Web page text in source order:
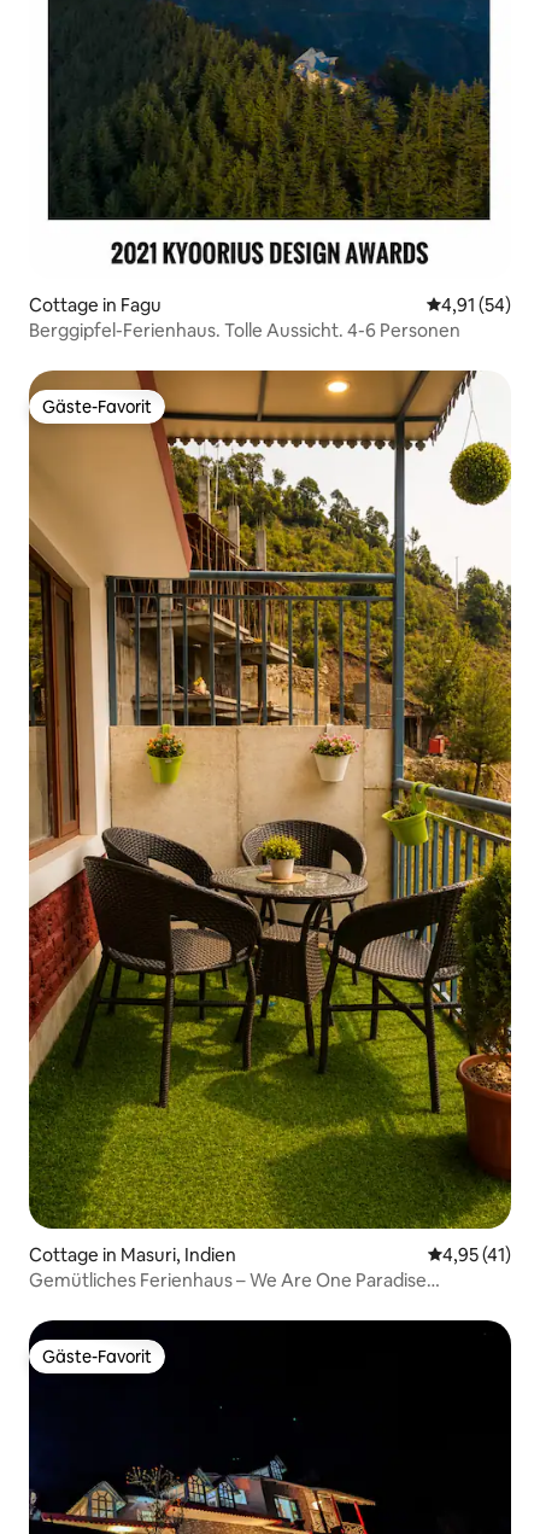
Cottage in Fagu
4,91 (54)
Berggipfel-Ferienhaus. Tolle Aussicht. 4-6 Personen
Gäste-Favorit
Gäste-Favorit
Cottage in Masuri, Indien
4,95 (41)
Gemütliches Ferienhaus – We Are One Paradise
Gäste-Favorit
Gäste-Favorit